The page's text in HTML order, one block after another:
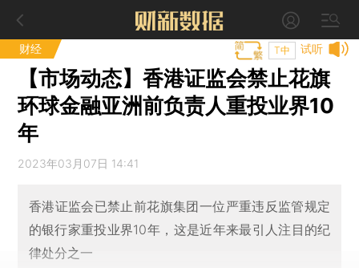
财经 试听
T中
【市场动态】香港证监会禁止花旗
环球金融亚洲前负责人重投业界10
年
2023年03月07日 14:41
香港证监会已禁止前花旗集团一位严重违反监管规定
的银行家重投业界10年，这是近年来最引人注目的纪
律处分之一